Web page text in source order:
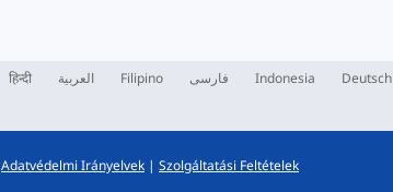
हिन्दी العربية Filipino فارسی Indonesia Deutsch
Adatvédelmi Irányelvek | Szolgáltatási Feltételek